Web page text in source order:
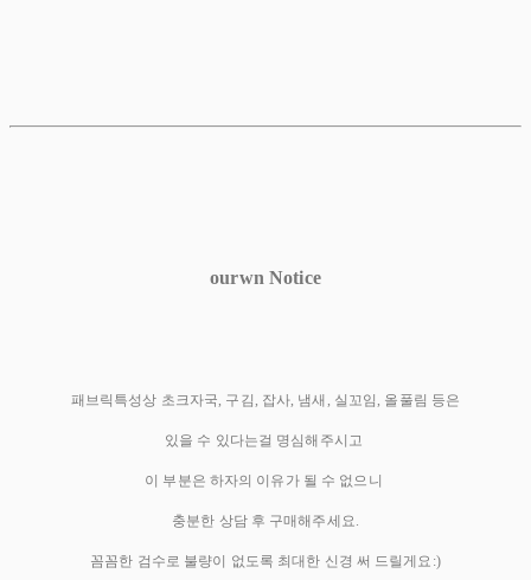
ourwn Notice
패브릭특성상 초크자국, 구김, 잡사, 냄새, 실꼬임, 올풀림 등은
있을 수 있다는걸 명심해주시고
이 부분은 하자의 이유가 될 수 없으니
충분한 상담 후 구매해주세요.
꼼꼼한 검수로 불량이 없도록 최대한 신경 써 드릴게요:)